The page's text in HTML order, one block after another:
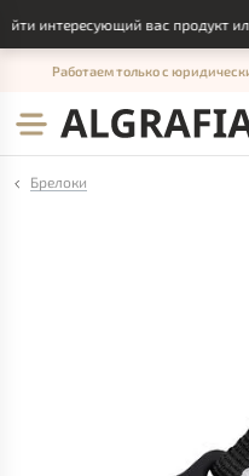
интересующий вас продукт
Работаем только с
Брелоки